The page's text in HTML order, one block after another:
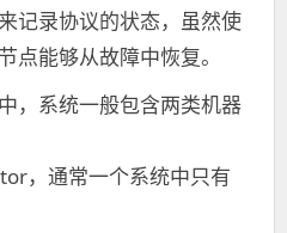
记录协议的状态，虽然使
点能够从故障中恢复。
系统一般包含两类机器
通常一个系统中只有